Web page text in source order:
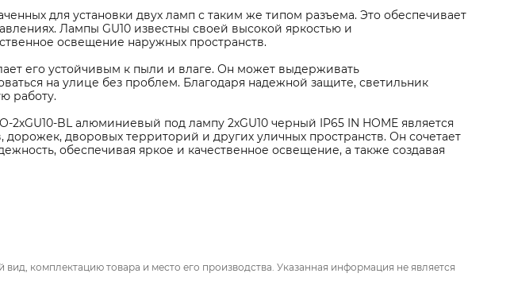
для установки двух ламп с таким же типом разъема. Это обеспечивает
Лампы GU10 известны своей высокой яркостью и
освещение наружных пространств.
его устойчивым к пыли и влаге. Он может выдерживать
на улице без проблем. Благодаря надежной защите, светильник
работу.
BL алюминиевый под лампу 2хGU10 черный IP65 IN HOME является
дворовых территорий и других уличных пространств. Он сочетает
обеспечивая яркое и качественное освещение, а также создавая
комплектацию товара и место его производства. Указанная информация не является